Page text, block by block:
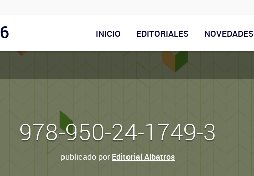
INICIO EDITORIALES NOVEDADES
978-950-24-1749-3
publicado porEditorial Albatros